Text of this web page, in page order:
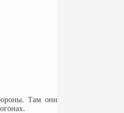
Там они